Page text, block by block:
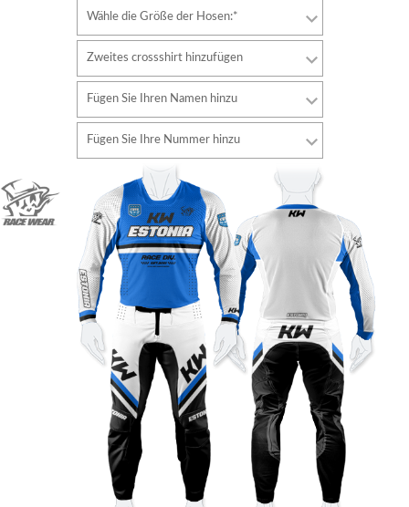
Wähle die Größe der Hosen:*
Zweites crossshirt hinzufügen
Fügen Sie Ihren Namen hinzu
Konturfarbe
Keine kontur
HINZUFÜGEN
Fügen Sie Ihre Nummer hinzu
Schriftfarbe
Konturfarbe
Keine kontur
HINZUFÜGEN